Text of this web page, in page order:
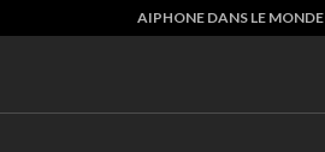
AIPHONE DANS LE MONDE